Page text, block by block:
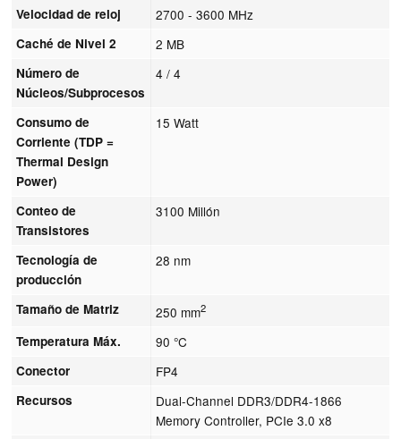
Velocidad de reloj 2700 - 3600 MHz
Caché de Nivel 2 2 MB
Número de
Núcleos/Subprocesos
4 / 4
Consumo de
Corriente (TDP =
Thermal Design
Power)
15 Watt
Conteo de
Transistores
3100 Millón
Tecnología de
producción
28 nm
Tamaño de Matriz 250 mm2
Temperatura Máx. 90 °C
Conector FP4
Recursos
Dual-Channel DDR3/DDR4-1866
Memory Controller, PCIe 3.0 x8